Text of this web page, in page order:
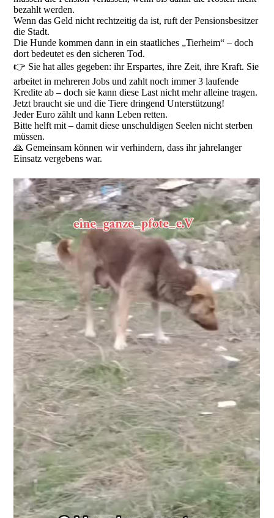
bezahlt werden.
Wenn das Geld nicht rechtzeitig da ist, ruft der Pensionsbesitzer
die Stadt.
Die Hunde kommen dann in ein staatliches „Tierheim“ – doch
dort bedeutet es den sicheren Tod.
👉 Sie hat alles gegeben: ihr Erspartes, ihre Zeit, ihre Kraft. Sie
arbeitet in mehreren Jobs und zahlt noch immer 3 laufende
Kredite ab – doch sie kann diese Last nicht mehr alleine tragen.
Jetzt braucht sie und die Tiere dringend Unterstützung!
Jeder Euro zählt und kann Leben retten.
Bitte helft mit – damit diese unschuldigen Seelen nicht sterben
müssen.
🙏 Gemeinsam können wir verhindern, dass ihr jahrelanger
Einsatz vergebens war.